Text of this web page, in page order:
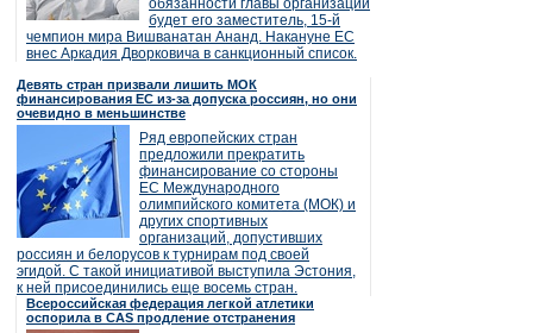
обязанности главы организации
будет его заместитель, 15-й
чемпион мира Вишванатан Ананд. Накануне ЕС
внес Аркадия Дворковича в санкционный список.
Девять стран призвали лишить МОК
финансирования ЕС из-за допуска россиян, но они
очевидно в меньшинстве
Ряд европейских стран
предложили прекратить
финансирование со стороны
ЕС Международного
олимпийского комитета (МОК) и
других спортивных
организаций, допустивших
россиян и белорусов к турнирам под своей
эгидой. С такой инициативой выступила Эстония,
к ней присоединились еще восемь стран.
Всероссийская федерация легкой атлетики
оспорила в CAS продление отстранения